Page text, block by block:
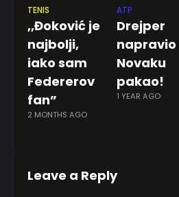
TENIS
,,Đoković je
najbolji,
iako sam
Federerov
fan”
2 MONTHS AGO
ATP
Drejper
napravio
Novaku
pakao!
1 YEAR AGO
Leave a Reply